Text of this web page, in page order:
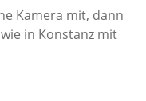
Kamera mit, dann
in Konstanz mit